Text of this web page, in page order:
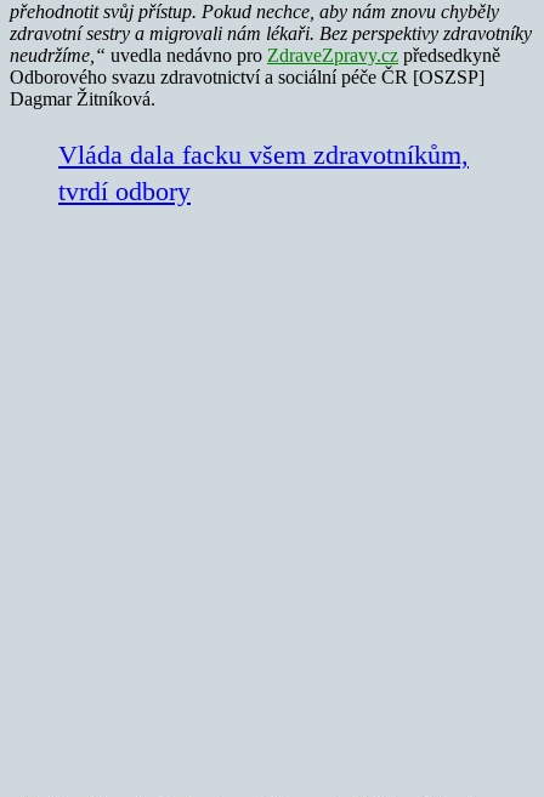
přehodnotit svůj přístup. Pokud nechce, aby nám znovu chyběly
zdravotní sestry a migrovali nám lékaři. Bez perspektivy zdravotníky
neudržíme,“ uvedla nedávno pro ZdraveZpravy.cz předsedkyně
Odborového svazu zdravotnictví a sociální péče ČR [OSZSP]
Dagmar Žitníková.
Vláda dala facku všem zdravotníkům,
tvrdí odbory